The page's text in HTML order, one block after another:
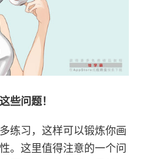
些问题！
练习，这样可以锻炼你画
。这里值得注意的一个问